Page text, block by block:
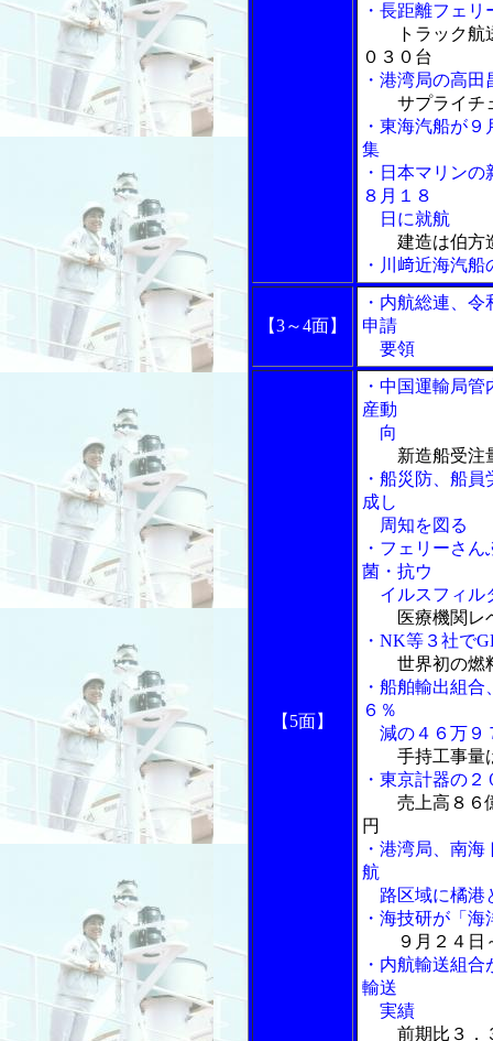
・長距離フェ
トラック航
０３０台
・港湾局の高
サプライチ
・東海汽船が
集
・日本マリン
８月１８
日に就航
建造は伯方
・川﨑近海汽
【3～4面】
・内航総連、
申請
要領
【5面】
・中国運輸局
産動
向
新造船受注
・船災防、船
成し
周知を図る
・フェリーさ
菌・抗ウ
イルスフィル
医療機関レ
・NK等３社で
世界初の燃
・船舶輸出組
６％
減の４６万９
手持工事量
・東京計器の
売上高８６
円
・港湾局、南
航
路区域に橘港
・海技研が「
９月２４
・内航輸送組
輸送
実績
前期比３．